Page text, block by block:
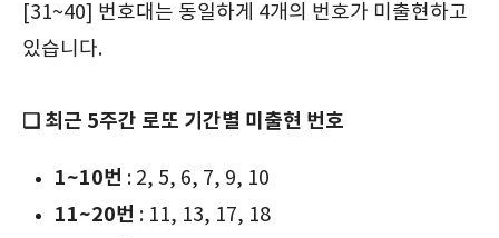
[31~40] 번호대는 동일하게 4개의 번호가 미출현하고
있습니다.
❑ 최근 5주간 로또 기간별 미출현 번호
1~10번 : 2, 5, 6, 7, 9, 10
11~20번 : 11, 13, 17, 18